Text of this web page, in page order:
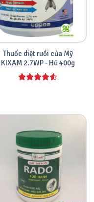
Thuốc diệt ruồi của Mỹ
KIXAM 2.7WP - Hủ 400g